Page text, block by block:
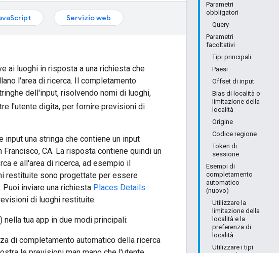
Parametri
obbligatori
Query
Parametri
facoltativi
Tipi principali
Paesi
Offset di input
Bias di località o
limitazione della
località
Origine
Codice regione
Token di
sessione
Esempi di
completamento
automatico
(nuovo)
Utilizzare la
limitazione della
località e la
preferenza di
località
Utilizzare i tipi
Servizio web
ai luoghi in risposta a una richiesta che
l'area di ricerca. Il completamento
dell'input, risolvendo nomi di luoghi,
l'utente digita, per fornire previsioni di
una stringa che contiene un input
CA. La risposta contiene quindi un
e all'area di ricerca, ad esempio il
restituite sono progettate per essere
inviare una richiesta Places Details
di luoghi restituite.
tua app in due modi principali:
di completamento automatico della ricerca